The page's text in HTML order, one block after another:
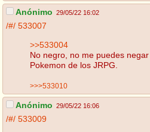
Anónimo 29/05/22 16:02
/#/ 533007
>>533004
No negro, no me puedes
Pokemon de los JRPG.
>>>533010
Anónimo 29/05/22 16:06
/#/ 533009